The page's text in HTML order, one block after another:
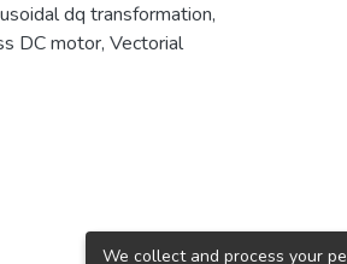
dq transformation,
DC motor, Vectorial
We collect and process your